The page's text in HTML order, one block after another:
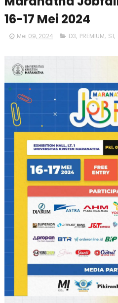
16-17 Mei 2024
Mei 09, 2024 D3, PREMIUM, S1,